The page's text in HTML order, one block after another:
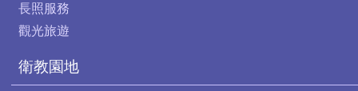
長照服務
觀光旅遊
衛教園地